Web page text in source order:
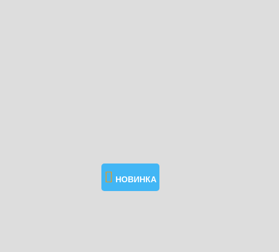
НОВИНКА